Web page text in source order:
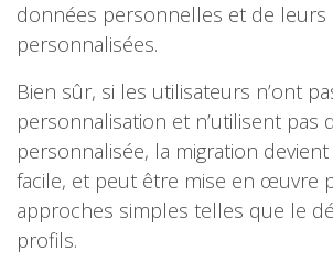
données personnelles et de leurs
personnalisées.
Bien sûr, si les utilisateurs n’ont
personnalisation et n’utilisent pas
personnalisée, la migration
facile, et peut être mise en œuvre
approches simples telles que le
profils.